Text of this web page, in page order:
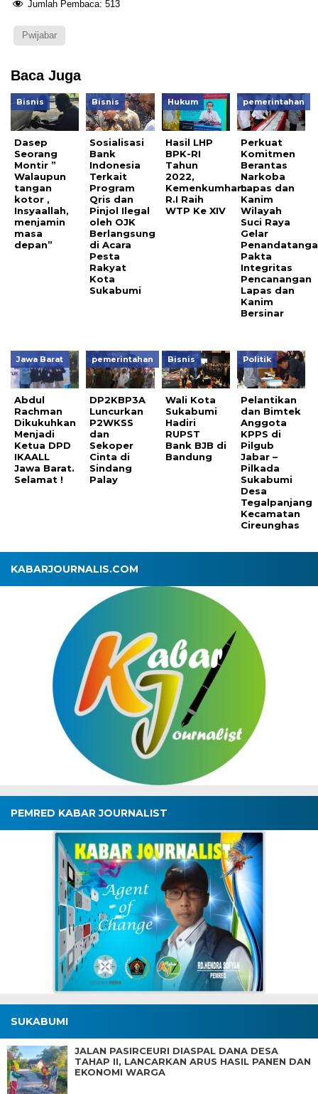
Jumlah Pembaca: 513
Pwijabar
Baca Juga
Bisnis
Dasep
Seorang
Montir ”
Walaupun
tangan
kotor ,
Insyaallah,
menjamin
masa
depan”
Bisnis
Sosialisasi
Bank
Indonesia
Terkait
Program
Qris dan
Pinjol Ilegal
oleh OJK
Berlangsung
di Acara
Pesta
Rakyat
Kota
Sukabumi
Hukum
Hasil LHP
BPK-RI
Tahun
2022,
Kemenkumham
R.I Raih
WTP Ke XIV
pemerintahan
Perkuat
Komitmen
Berantas
Narkoba
Lapas dan
Kanim
Wilayah
Suci Raya
Gelar
Pakta
Integritas
Pencanangan
Lapas dan
Kanim
Bersinar
Jawa Barat
Abdul
Rachman
Dikukuhkan
Menjadi
Ketua DPD
IKAALL
Jawa Barat.
Selamat !
pemerintahan
DP2KBP3A
Luncurkan
P2WKSS
dan
Sekoper
Cinta di
Sindang
Palay
Bisnis
Wali Kota
Sukabumi
Hadiri
RUPST
Bank BJB di
Bandung
Politik
Pelantikan
dan Bimtek
Anggota
KPPS di
Pilgub
Jabar –
Pilkada
Sukabumi
Desa
Tegalpanjang
Kecamatan
Cireunghas
KABARJOURNALIS.COM
PEMRED KABAR JOURNALIST
SUKABUMI
JALAN PASIRCEURI DIASPAL DANA DESA
TAHAP II, LANCARKAN ARUS HASIL PANEN DAN
EKONOMI WARGA